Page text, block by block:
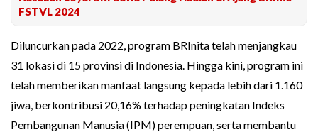
FSTVL 2024
Diluncurkan pada 2022, program BRInita telah menjangkau
31 lokasi di 15 provinsi di Indonesia. Hingga kini, program ini
telah memberikan manfaat langsung kepada lebih dari 1.160
jiwa, berkontribusi 20,16% terhadap peningkatan Indeks
Pembangunan Manusia (IPM) perempuan, serta membantu